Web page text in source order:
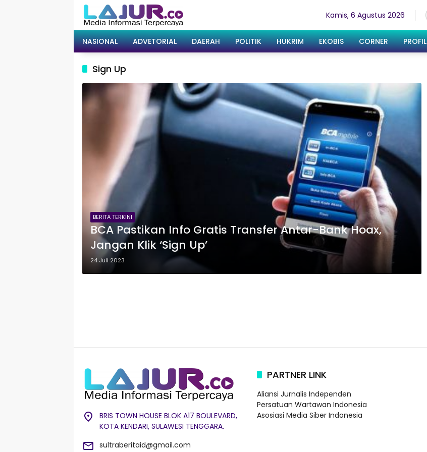
Kamis, 6 Agustus 2026
NASIONAL ADVETORIAL DAERAH POLITIK HUKRIM EKOBIS CORNER PROFIL
Sign Up
BERITA TERKINI
BCA Pastikan Info Gratis Transfer Antar-Bank Hoax,
Jangan Klik ‘Sign Up’
24 Juli 2023
BRIS TOWN HOUSE BLOK A17 BOULEVARD,
KOTA KENDARI, SULAWESI TENGGARA.
sultraberitaid@gmail.com
PARTNER LINK
Aliansi Jurnalis Independen
Persatuan Wartawan Indonesia
Asosiasi Media Siber Indonesia